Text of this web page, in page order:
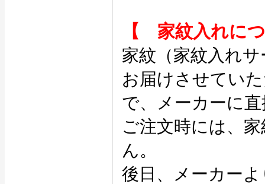
【 家紋入れに
家紋（家紋入れ
お届けさせてい
で、メーカーに
ご注文時には、
ん。
後日、メーカー